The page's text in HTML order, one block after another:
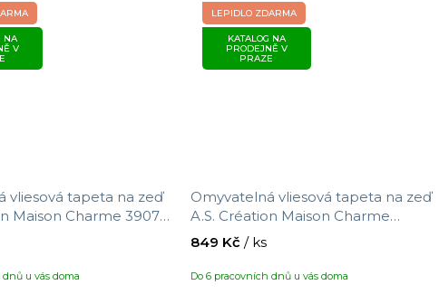
NA
V
vliesová tapeta na zeď
Maison Charme 390751
květin, velikost
u vás doma
LEPIDLO ZDARMA
KATALOG NA
PRODEJNĚ V
PRAZE
Omyvatelná vliesová tapeta na zeď
A.S. Création Maison Charme
390752 s motivem květů/ptáčků,
velikost 10,05 x 0,53 m
Do 6 pracovních dnů u vás doma
849 Kč / ks